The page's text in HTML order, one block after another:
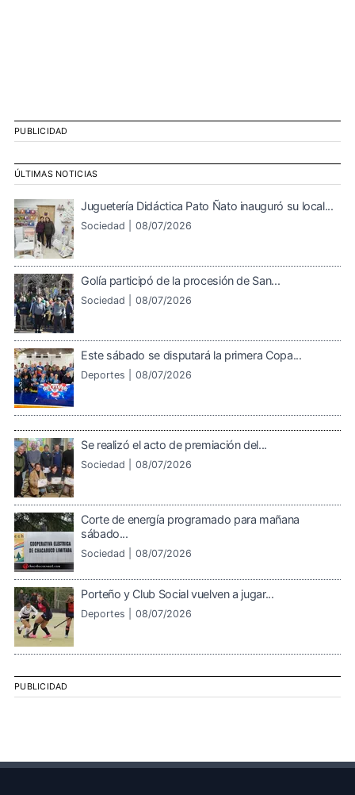
PUBLICIDAD
ÚLTIMAS NOTICIAS
Juguetería Didáctica Pato Ñato inauguró su local...
Sociedad | 08/07/2026
Golía participó de la procesión de San...
Sociedad | 08/07/2026
Este sábado se disputará la primera Copa...
Deportes | 08/07/2026
Se realizó el acto de premiación del...
Sociedad | 08/07/2026
Corte de energía programado para mañana
sábado...
Sociedad | 08/07/2026
Porteño y Club Social vuelven a jugar...
Deportes | 08/07/2026
PUBLICIDAD